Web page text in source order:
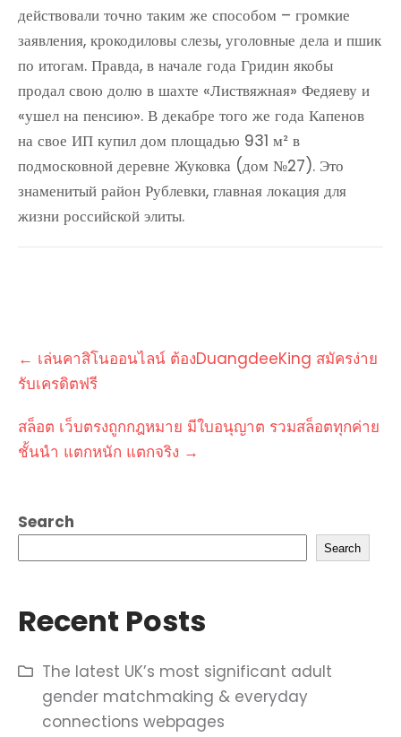
действовали точно таким же способом – громкие
заявления, крокодиловы слезы, уголовные дела и пшик
по итогам. Правда, в начале года Гридин якобы
продал свою долю в шахте «Листвяжная» Федяеву и
«ушел на пенсию». В декабре того же года Капенов
на свое ИП купил дом площадью 931 м² в
подмосковной деревне Жуковка (дом №27). Это
знаменитый район Рублевки, главная локация для
жизни российской элиты.
Post
navigation
← เล่นคาสิโนออนไลน์ ต้องDuangdeeKing สมัครง่าย
รับเครดิตฟรี
สล็อต เว็บตรงถูกกฎหมาย มีใบอนุญาต รวมสล็อตทุกค่าย
ชั้นนำ แตกหนัก แตกจริง →
Search
Search
Recent Posts
The latest UK’s most significant adult
gender matchmaking & everyday
connections webpages